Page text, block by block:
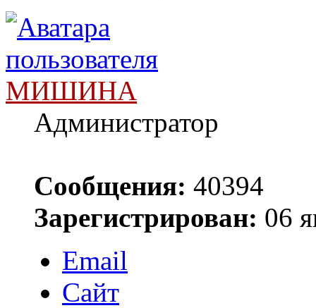
МИШИНА
Администратор
Сообщения: 40394
Зарегистрирован: 06
Email
Сайт